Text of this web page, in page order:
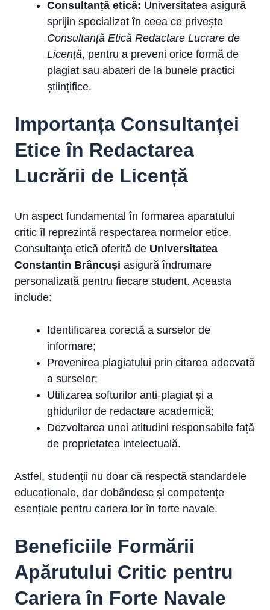
Consultanță etică: Universitatea asigură
sprijin specializat în ceea ce privește
Consultanță Etică Redactare Lucrare de
Licență, pentru a preveni orice formă de
plagiat sau abateri de la bunele practici
științifice.
Importanța Consultanței
Etice în Redactarea
Lucrării de Licență
Un aspect fundamental în formarea aparatului
critic îl reprezintă respectarea normelor etice.
Consultanța etică oferită de Universitatea
Constantin Brâncuși asigură îndrumare
personalizată pentru fiecare student. Aceasta
include:
Identificarea corectă a surselor de
informare;
Prevenirea plagiatului prin citarea adecvată
a surselor;
Utilizarea softurilor anti-plagiat și a
ghidurilor de redactare academică;
Dezvoltarea unei atitudini responsabile față
de proprietatea intelectuală.
Astfel, studenții nu doar că respectă standardele
educaționale, dar dobândesc și competențe
esențiale pentru cariera lor în forte navale.
Beneficiile Formării
Apărutului Critic pentru
Cariera în Forte Navale